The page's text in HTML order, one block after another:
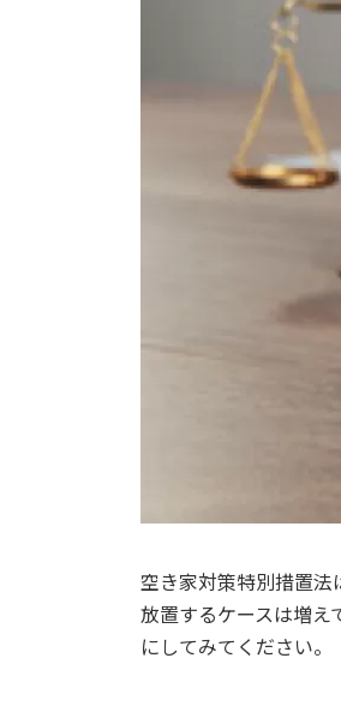
空き家対策特別措置
放置するケースは増え
にしてみてください。